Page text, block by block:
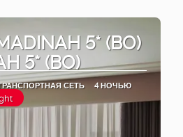
5* (BO)
5* (BO)
СЕТЬ 4 НОЧЬЮ